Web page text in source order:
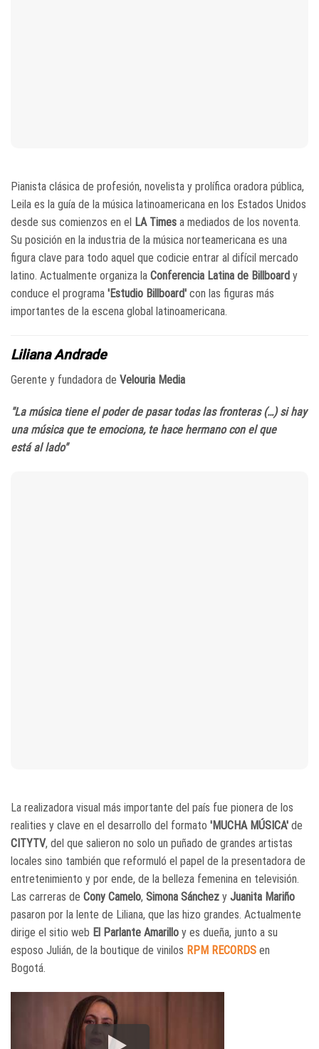
Pianista clásica de profesión, novelista y prolífica oradora pública,
Leila es la guía de la música latinoamericana en los Estados Unidos
desde sus comienzos en el LA Times a mediados de los noventa.
Su posición en la industria de la música norteamericana es una
figura clave para todo aquel que codicie entrar al difícil mercado
latino. Actualmente organiza la Conferencia Latina de Billboard y
conduce el programa 'Estudio Billboard' con las figuras más
importantes de la escena global latinoamericana.
Liliana Andrade
Gerente y fundadora de Velouria Media
"La música tiene el poder de pasar todas las fronteras (…) si hay
una música que te emociona, te hace hermano con el que
está al lado"
La realizadora visual más importante del país fue pionera de los
realities y clave en el desarrollo del formato 'MUCHA MÚSICA' de
CITYTV, del que salieron no solo un puñado de grandes artistas
locales sino también que reformuló el papel de la presentadora de
entretenimiento y por ende, de la belleza femenina en televisión.
Las carreras de Cony Camelo, Simona Sánchez y Juanita Mariño
pasaron por la lente de Liliana, que las hizo grandes. Actualmente
dirige el sitio web El Parlante Amarillo y es dueña, junto a su
esposo Julián, de la boutique de vinilos RPM RECORDS en
Bogotá.